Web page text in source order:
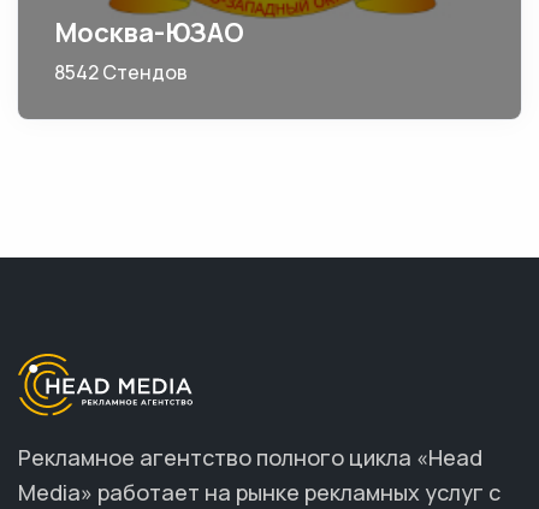
Москва-ЮЗАО
8542 Стендов
Рекламное агентство полного цикла «Head
Media» работает на рынке рекламных услуг с